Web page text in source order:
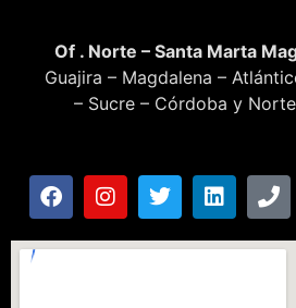
Of . Norte – Santa Marta
Guajira – Magdalena –
– Sucre – Córdoba y